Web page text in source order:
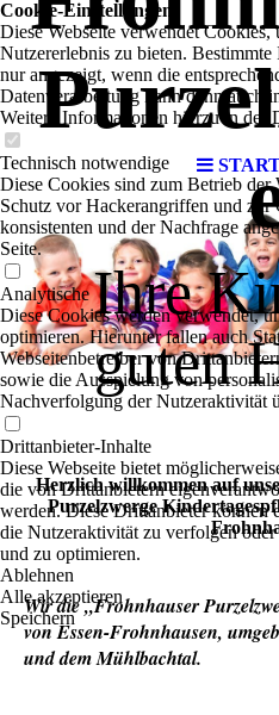
Ihre
guten
Herzlich willkommen auf
Purzelzwerge
Wir die „Frohnhauser
von Essen-Frohnhausen,
und dem Mühlbachtal.
Cookie-Einstellungen
Diese Webseite verwendet Cookies,
Nutzererlebnis zu bieten.
nur angezeigt, wenn die
Datenverarbeitung kann dann auch
Weitere Informationen hierzu in der
Technisch notwendige
Diese Cookies sind zum Betrieb
Schutz vor Hackerangriffen und zur
konsistenten und der Nachfrage
Seite.
Analytische
Diese Cookies werden verwendet,
optimieren. Hierunter fallen auch
Webseitenbetreiber von
sowie die Ausspielung von
Nachverfolgung der Nutzeraktivität
Drittanbieter-Inhalte
Diese Webseite bietet
die von Drittanbietern
werden. Diese Drittanbieter können
die Nutzeraktivität zu verfolgen
und zu optimieren.
Ablehnen
Alle akzeptieren
Speichern